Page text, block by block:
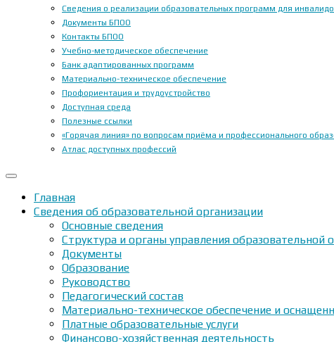
Сведения о реализации образовательных программ для
Документы БПОО
Контакты БПОО
Учебно-методическое обеспечение
Банк адаптированных программ
Материально-техническое обеспечение
Профориентация и трудоустройство
Доступная среда
Полезные ссылки
«Горячая линия» по вопросам приёма и профессионального
Атлас доступных профессий
Главная
Сведения об образовательной организации
Основные сведения
Структура и органы управления образовательной
Документы
Образование
Руководство
Педагогический состав
Материально-техническое обеспечение и
Платные образовательные услуги
Финансово-хозяйственная деятельность